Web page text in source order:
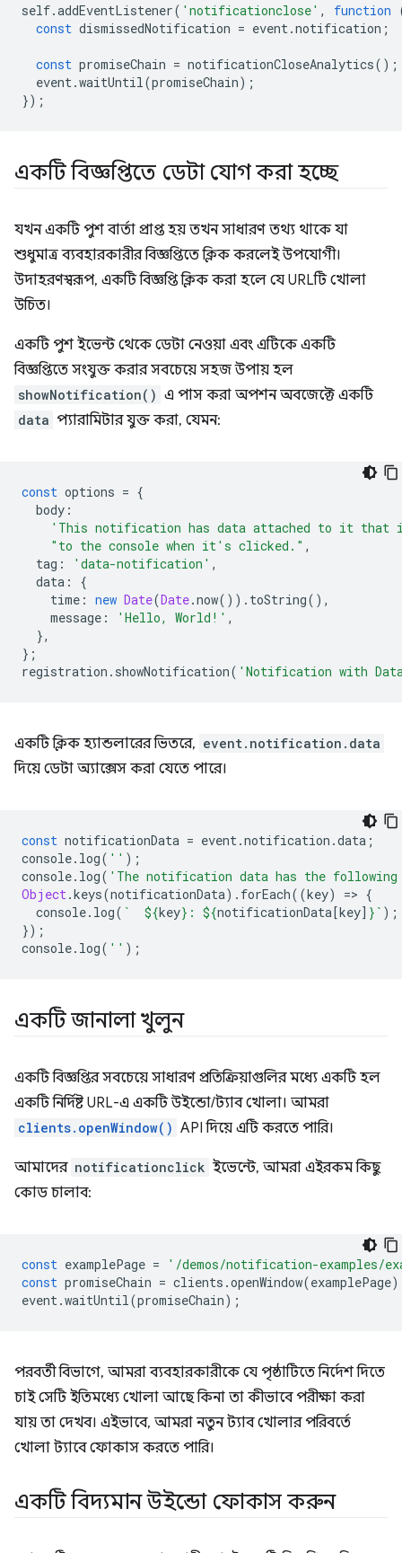
self.addEventListener( 'notificationclose' , function
const dismissedNotification = event.notification ;
const promiseChain = notificationCloseAnalytics();
event.waitUntil(promiseChain);
});
একটি বিজ্ঞপ্তিতে ডেটা যোগ করা হচ্ছে
যখন একটি পুশ বার্তা প্রাপ্ত হয় তখন সাধারণ তথ্য থাকে যা
শুধুমাত্র ব্যবহারকারীর বিজ্ঞপ্তিতে ক্লিক করলেই উপযোগী।
উদাহরণস্বরূপ, একটি বিজ্ঞপ্তি ক্লিক করা হলে যে URLটি খোলা
উচিত।
একটি পুশ ইভেন্ট থেকে ডেটা নেওয়া এবং এটিকে একটি
বিজ্ঞপ্তিতে সংযুক্ত করার সবচেয়ে সহজ উপায় হল
showNotification() এ পাস করা অপশন অবজেক্টে একটি
data প্যারামিটার যুক্ত করা, যেমন:
const options = {
body :
'This notification has data attached to it
"to the console when it's clicked." ,
tag : 'data-notification' ,
data :
{
time : new Date(Date.now()). toString(),
message : 'Hello, World!' ,
},
};
registration . showNotification( 'Notification with
একটি ক্লিক হ্যান্ডলারের ভিতরে, event.notification.data
দিয়ে ডেটা অ্যাক্সেস করা যেতে পারে।
const notificationData = event.notification .data ;
console. log( '' );
console. log( 'The notification data has the following
Object.keys(notificationData). forEach((key) => {
console. log( ` ${key} : ${notificationData[key] } ` );
});
console. log( '' );
একটি জানালা খুলুন
একটি বিজ্ঞপ্তির সবচেয়ে সাধারণ প্রতিক্রিয়াগুলির মধ্যে একটি হল
একটি নির্দিষ্ট URL-এ একটি উইন্ডো/ট্যাব খোলা। আমরা
clients.openWindow() API দিয়ে এটি করতে পারি।
আমাদের notificationclick ইভেন্টে, আমরা এইরকম কিছু
কোড চালাব:
const examplePage =
'/demos/notification-examples/
const promiseChain = clients .openWindow(examplePage
event.waitUntil(promiseChain);
পরবর্তী বিভাগে, আমরা ব্যবহারকারীকে যে পৃষ্ঠাটিতে নির্দেশ দিতে
চাই সেটি ইতিমধ্যে খোলা আছে কিনা তা কীভাবে পরীক্ষা করা
যায় তা দেখব। এইভাবে, আমরা নতুন ট্যাব খোলার পরিবর্তে
খোলা ট্যাবে ফোকাস করতে পারি।
একটি বিদ্যমান উইন্ডো ফোকাস করুন